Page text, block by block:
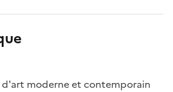
d'art moderne et contemporain